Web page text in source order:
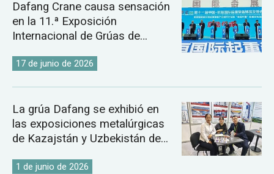
Dafang Crane causa sensación
en la 11.ª Exposición
Internacional de Grúas de
17 de junio de 2026
La grúa Dafang se exhibió en
las exposiciones metalúrgicas
de Kazajstán y Uzbekistán de
1 de junio de 2026